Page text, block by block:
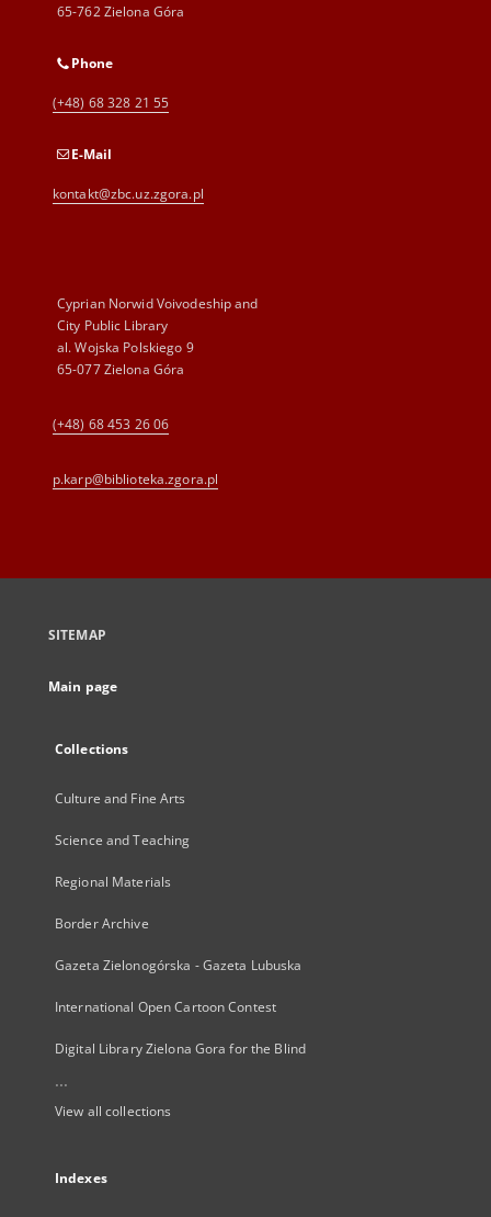
65-762 Zielona Góra
Phone
(+48) 68 328 21 55
E-Mail
kontakt@zbc.uz.zgora.pl
Cyprian Norwid Voivodeship and
City Public Library
al. Wojska Polskiego 9
65-077 Zielona Góra
(+48) 68 453 26 06
p.karp@biblioteka.zgora.pl
SITEMAP
Main page
Collections
Culture and Fine Arts
Science and Teaching
Regional Materials
Border Archive
Gazeta Zielonogórska - Gazeta Lubuska
International Open Cartoon Contest
Digital Library Zielona Gora for the Blind
...
View all collections
Indexes